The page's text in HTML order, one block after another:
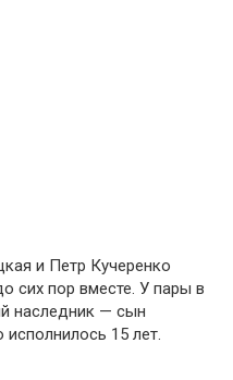
и Петр Кучеренко
сих пор вместе. У пары в
наследник — сын
15 лет.